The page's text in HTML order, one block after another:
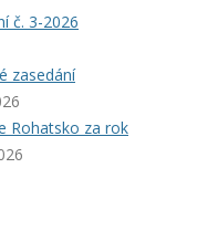
č. 3-2026
zasedání
Rohatsko za rok